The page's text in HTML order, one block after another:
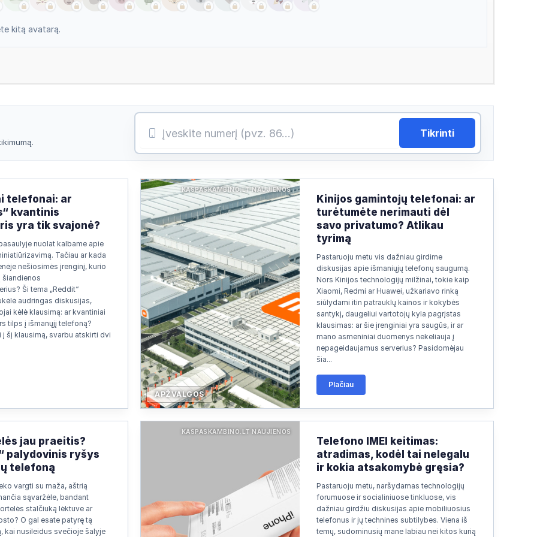
kitą avatarą.
Tikrinti
telefonai: ar
kvantinis
yra tik svajonė?
nuolat kalbame apie
Tačiau ar kada
nešiosimės įrenginį, kurio
šiandienos
Ši tema „Reddit“
audringas diskusijas,
kėlė klausimą: ar kvantiniai
tilps į išmanųjį telefoną?
į šį klausimą, svarbu atskirti dvi
KASPASKAMBINO.LT NAUJIENOS
APŽVALGOS
Kinijos gamintojų telefonai: ar
turėtumėte nerimauti dėl
savo privatumo? Atlikau
tyrimą
Pastaruoju metu vis dažniau girdime
diskusijas apie išmaniųjų telefonų saugumą.
Nors Kinijos technologijų milžinai, tokie kaip
Xiaomi, Redmi ar Huawei, užkariavo rinką
siūlydami itin patrauklų kainos ir kokybės
santykį, daugeliui vartotojų kyla pagrįstas
klausimas: ar šie įrenginiai yra saugūs, ir ar
mano asmeniniai duomenys nekeliauja į
nepageidaujamus serverius? Pasidomėjau
šia...
Plačiau
jau praeitis?
palydovinis ryšys
telefoną
vargti su maža, aštrią
sąvaržėle, bandant
stalčiuką lėktuve ar
O gal esate patyrę tą
kai nusileidus svečioje šalyje
KASPASKAMBINO.LT NAUJIENOS
Telefono IMEI keitimas:
atradimas, kodėl tai nelegalu
ir kokia atsakomybė gręsia?
Pastaruoju metu, naršydamas technologijų
forumuose ir socialiniuose tinkluose, vis
dažniau girdžiu diskusijas apie mobiliuosius
telefonus ir jų technines subtilybes. Viena iš
temų, sudominusių mane labiau nei kitos kurią